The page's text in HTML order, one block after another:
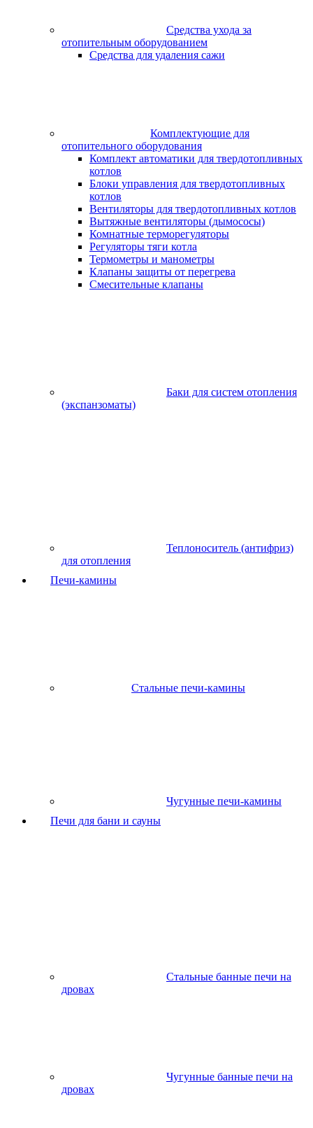
Средства ухода за
отопительным оборудованием
Средства для удаления сажи
Комплектующие для
отопительного оборудования
Комплект автоматики для твердотопливных
котлов
Блоки управления для твердотопливных
котлов
Вентиляторы для твердотопливных котлов
Вытяжные вентиляторы (дымососы)
Комнатные терморегуляторы
Регуляторы тяги котла
Термометры и манометры
Клапаны защиты от перегрева
Смесительные клапаны
Баки для систем отопления
(экспанзоматы)
Теплоноситель (антифриз)
для отопления
Печи-камины
Стальные печи-камины
Чугунные печи-камины
Печи для бани и сауны
Стальные банные печи на
дровах
Чугунные банные печи на
дровах